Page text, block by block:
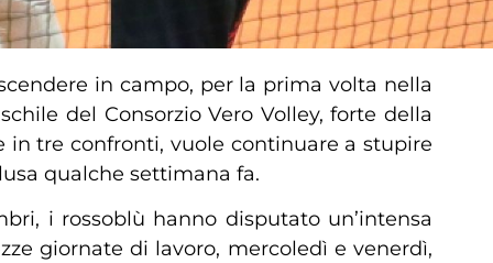
in campo, per la prima volta nella
del Consorzio Vero Volley, forte della
in tre confronti, vuole continuare a stupire
qualche settimana fa.
i rossoblù hanno disputato un’intensa
giornate di lavoro, mercoledì e venerdì,